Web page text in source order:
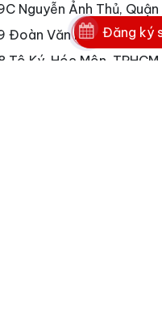
Nguyễn Ảnh Thủ, Quận
Đoàn Văn Bơ, Quận 4,
Tô Ký, Hóc Môn, TPHCM
Đăng ký